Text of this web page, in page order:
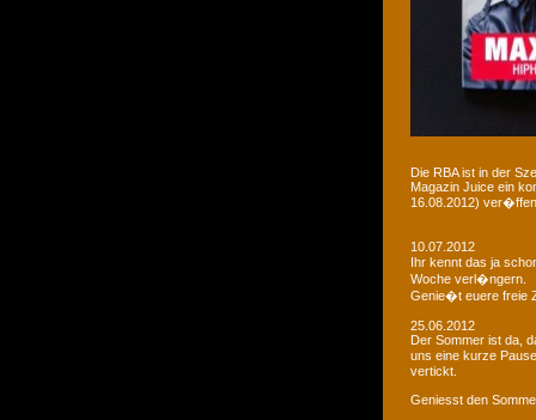
Die RBA ist in der
Magazin Juice ein
16.08.2012)
10.07.2012
Ihr kennt das ja
Woche verl�ngern.
Genie�t euere freie
25.06.2012
Der Sommer ist da,
uns eine kurze
vertickt.
Geniesst den